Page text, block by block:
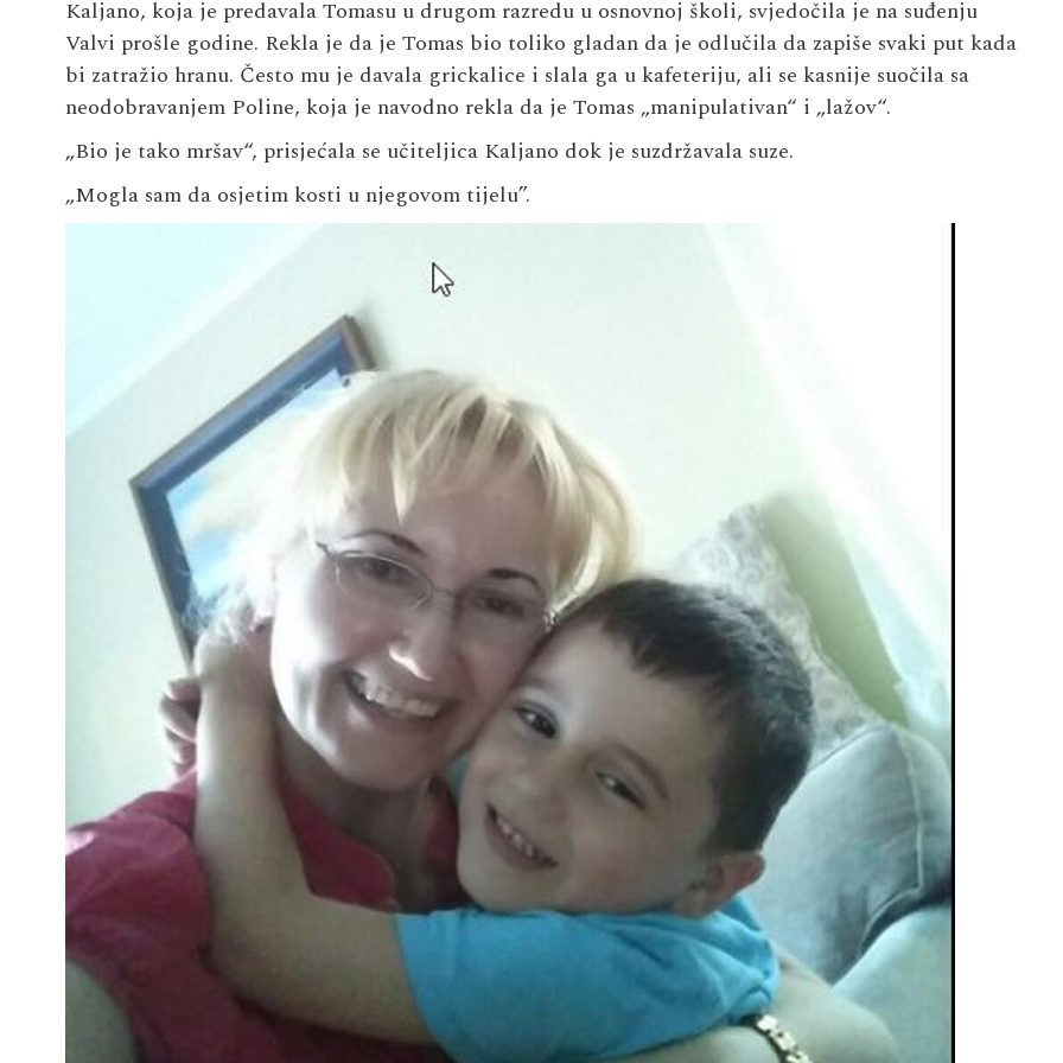
Kaljano, koja je predavala Tomasu u drugom razredu u osnovnoj školi, svjedočila je na suđenju
Valvi prošle godine. Rekla je da je Tomas bio toliko gladan da je odlučila da zapiše svaki put kada
bi zatražio hranu. Često mu je davala grickalice i slala ga u kafeteriju, ali se kasnije suočila sa
neodobravanjem Poline, koja je navodno rekla da je Tomas „manipulativan“ i „lažov“.
„Bio je tako mršav“, prisjećala se učiteljica Kaljano dok je suzdržavala suze.
„Mogla sam da osjetim kosti u njegovom tijelu”.